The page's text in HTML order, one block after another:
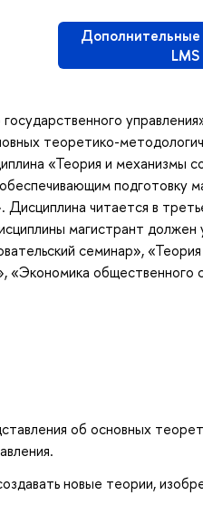
LMS
теоретико-
«Теория и механизмы
подготовку
Дисциплина читается в
магистрант
семинар»,
«Экономика
об основных
новые теории,